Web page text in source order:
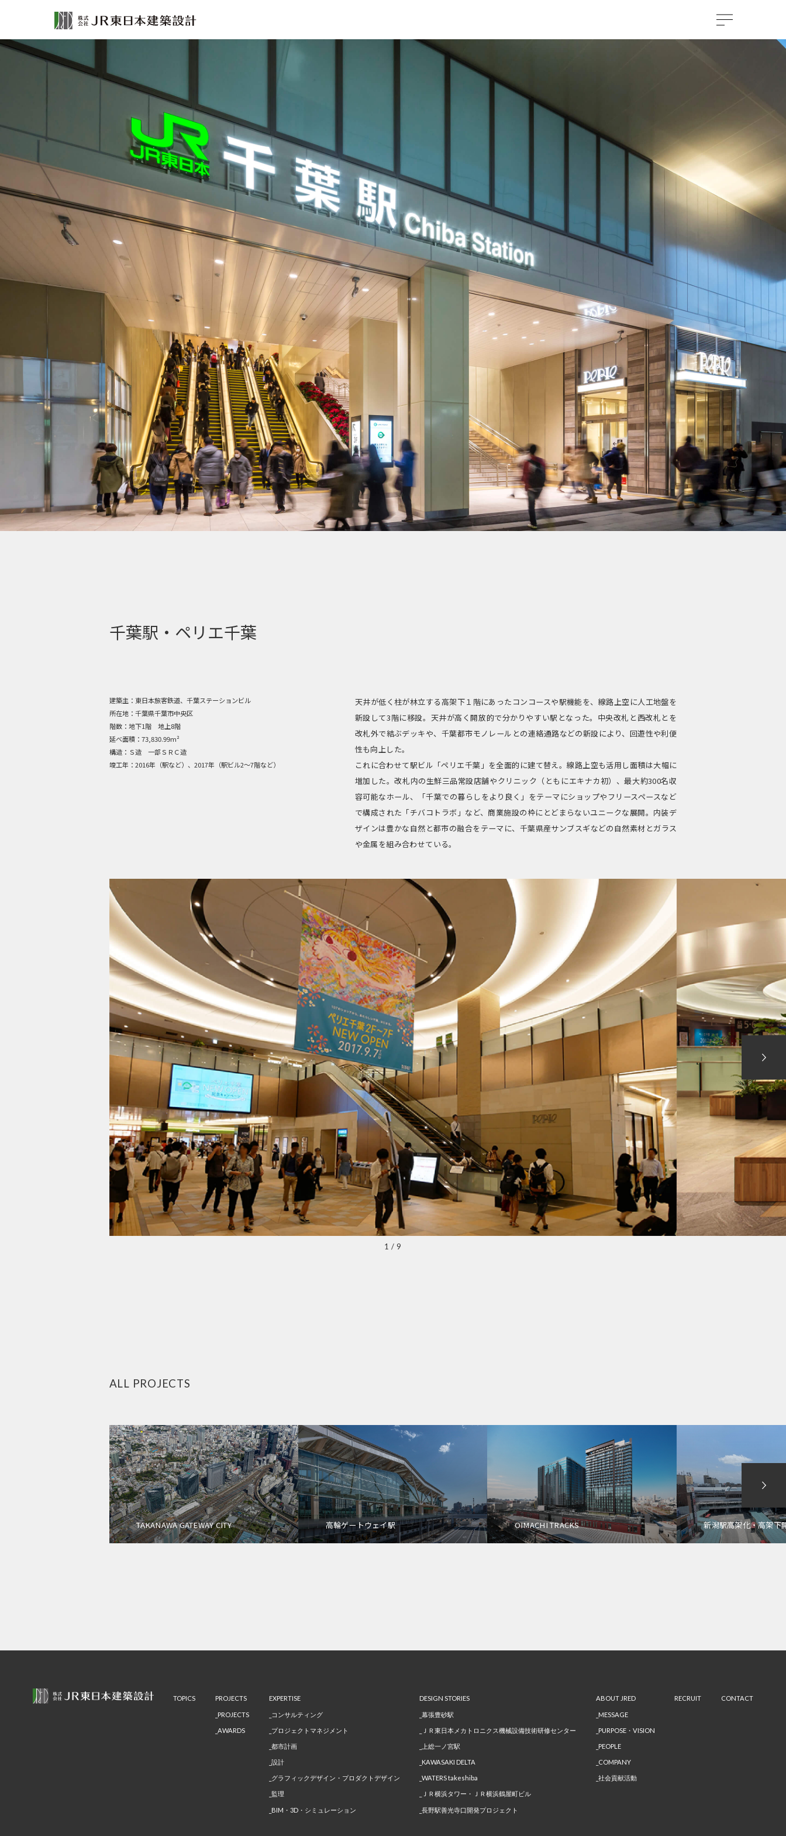
千葉駅・ペリエ千葉
建築主： 東日本旅客鉄道、千葉ステーションビル
所在地： 千葉県千葉市中央区
階数： 地下1階 地上8階
延べ面積： 73,830.99m²
構造： Ｓ造 一部ＳＲＣ造
竣工年： 2016年（駅など）、2017年（駅ビル2～7階など）
天井が低く柱が林立する高架下１階にあったコンコースや駅機能を、線路上空に人工地盤を
新設して3階に移設。天井が高く開放的で分かりやすい駅となった。中央改札と西改札とを
改札外で結ぶデッキや、千葉都市モノレールとの連絡通路などの新設により、回遊性や利便
性も向上した。
これに合わせて駅ビル「ペリエ千葉」を全面的に建て替え。線路上空も活用し面積は大幅に
増加した。改札内の生鮮三品常設店舗やクリニック（ともにエキナカ初）、最大約300名収
容可能なホール、「千葉での暮らしをより良く」をテーマにショップやフリースペースなど
で構成された「チバコトラボ」など、商業施設の枠にとどまらないユニークな展開。内装デ
ザインは豊かな自然と都市の融合をテーマに、千葉県産サンブスギなどの自然素材とガラス
や金属を組み合わせている。
1 /9
ALL PROJECTS
TAKANAWA GATEWAY CITY 高輪ゲートウェイ駅 OIMACHI TRACKS 新潟駅高架化・高架下
TOPICS PROJECTS
PROJECTS
AWARDS
EXPERTISE
コンサルティング
プロジェクトマネジメント
都市計画
設計
グラフィックデザイン・プロダクトデザイン
監理
BIM・3D・シミュレーション
DESIGN STORIES
幕張豊砂駅
ＪＲ東日本メカトロニクス機械設備技術研修センター
上総一ノ宮駅
KAWASAKI DELTA
WATERS takeshiba
ＪＲ横浜タワー・ＪＲ横浜鶴屋町ビル
長野駅善光寺口開発プロジェクト
ABOUT JRED
MESSAGE
PURPOSE・VISION
PEOPLE
COMPANY
社会貢献活動
RECRUIT CONTACT